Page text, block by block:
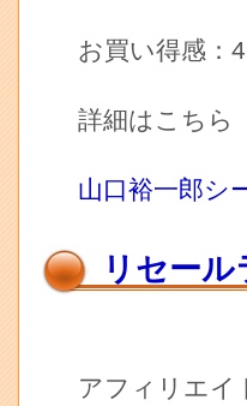
お買い得感
詳細はこちら
山口裕一郎シ
リセー
アフィリエイ